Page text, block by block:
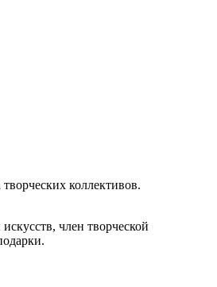
коллективов.
член творческой